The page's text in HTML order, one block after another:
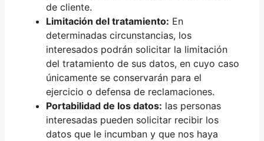
de cliente.
Limitación del tratamiento: En
determinadas circunstancias, los
interesados podrán solicitar la limitación
del tratamiento de sus datos, en cuyo caso
únicamente se conservarán para el
ejercicio o defensa de reclamaciones.
Portabilidad de los datos: las personas
interesadas pueden solicitar recibir los
datos que le incumban y que nos haya